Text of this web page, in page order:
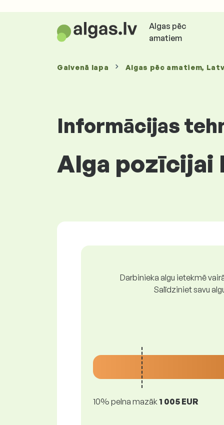
Algas pēc
amatiem
Galvenā lapa Algas pēc amatiem,
Informācijas
Alga pozīcijai
Darbinieka algu ietekmē
Salīdziniet savu
10% pelna mazāk 1 005 EUR